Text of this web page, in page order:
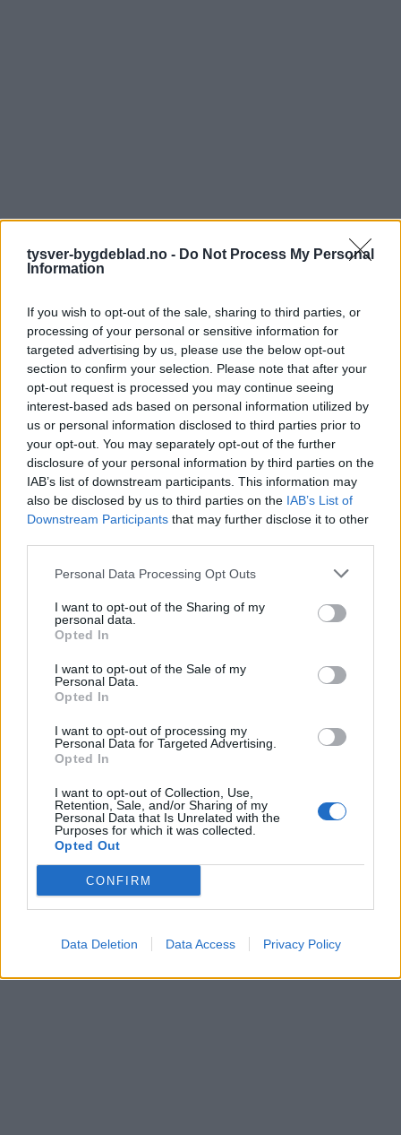
tysver-bygdeblad.no - Do Not Process My Personal
Information
If you wish to opt-out of the sale, sharing to third parties, or
processing of your personal or sensitive information for
targeted advertising by us, please use the below opt-out
section to confirm your selection. Please note that after your
opt-out request is processed you may continue seeing
interest-based ads based on personal information utilized by
us or personal information disclosed to third parties prior to
your opt-out. You may separately opt-out of the further
disclosure of your personal information by third parties on the
IAB’s list of downstream participants. This information may
also be disclosed by us to third parties on the IAB’s List of
Downstream Participants that may further disclose it to other
Personal Data Processing Opt Outs
I want to opt-out of the Sharing of my
personal data.
Opted In
I want to opt-out of the Sale of my
Personal Data.
Opted In
I want to opt-out of processing my
Personal Data for Targeted Advertising.
Opted In
I want to opt-out of Collection, Use,
Retention, Sale, and/or Sharing of my
Personal Data that Is Unrelated with the
Purposes for which it was collected.
Opted Out
CONFIRM
Data Deletion Data Access Privacy Policy